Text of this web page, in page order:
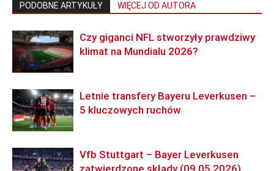
PODOBNE ARTYKUŁY WIĘCEJ OD AUTORA
Czy giganci NFL stworzyły prawdziwy
klimat na Mundialu 2026?
Letnie transfery Bayeru Leverkusen –
5 kluczowych ruchów
Vfb Stuttgart – Bayer Leverkusen
zatwierdzone składy (09.05.2026)